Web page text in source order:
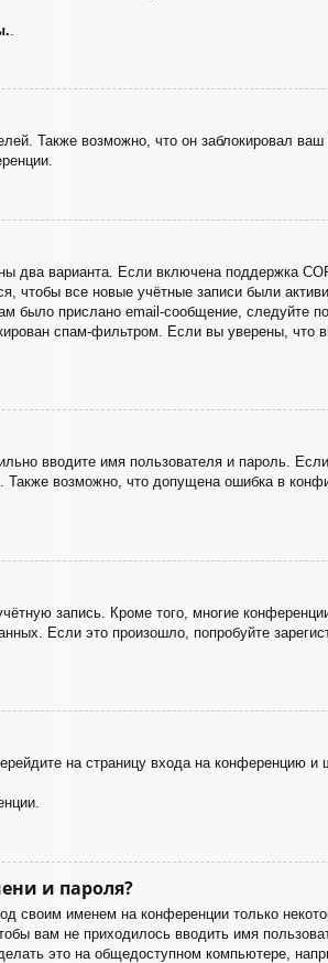
Также возможно, что он заблокировал
два варианта. Если включена поддержка
чтобы все новые учётные записи были
было прислано email-сообщение, следуйте
спам-фильтром. Если вы уверены, что
вводите имя пользователя и пароль.
возможно, что допущена ошибка в
запись. Кроме того, многие
Если это произошло, попробуйте
на страницу входа на конференцию и
и пароля?
своим именем на конференции только
вам не приходилось вводить имя
это на общедоступном компьютере,